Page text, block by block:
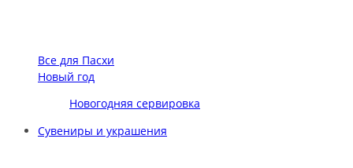
Все для Пасхи
Новый год
Новогодняя сервировка
Сувениры и украшения